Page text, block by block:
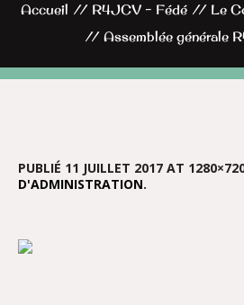
Accueil // R4JCV - Fédé // Le
// Assemblée générale
PUBLIÉ 11 JUILLET 2017 AT
D'ADMINISTRATION.